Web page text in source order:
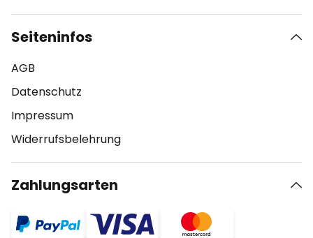
Seiteninfos
AGB
Datenschutz
Impressum
Widerrufsbelehrung
Zahlungsarten